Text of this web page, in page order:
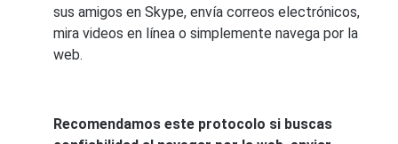
sus amigos en Skype, envía correos electrónicos,
mira videos en línea o simplemente navega por la
web.
Recomendamos este protocolo si buscas